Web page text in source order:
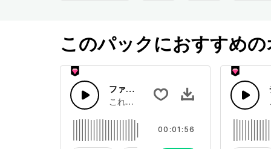
このパックにおすすめ
ファンク・楽しい・元気
これはファンク・楽しい・元気について
00:01:56